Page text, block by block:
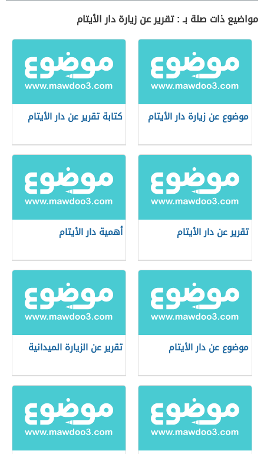
مواضيع ذات صلة بـ : تقرير عن زيارة دار الأيتام
موضوع عن زيارة دار الأيتام كتابة تقرير عن دار الأيتام
تقرير عن دار الأيتام أهمية دار الأيتام
موضوع عن دار الأيتام تقرير عن الزيارة الميدانية